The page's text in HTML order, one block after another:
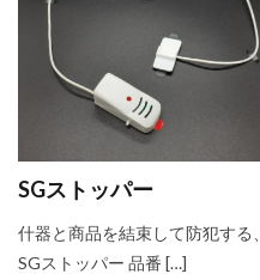
SGストッパー
什器と商品を結束して防犯す
SGストッパー 品番 […]